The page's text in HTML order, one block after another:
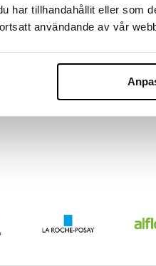
har tillhandahållit eller som
användande av vår
jota käytetään yöllä suojana
vaurioita hampaisiin ja parantaa
jotka voivat liittyä
NightGuard toimitetaan